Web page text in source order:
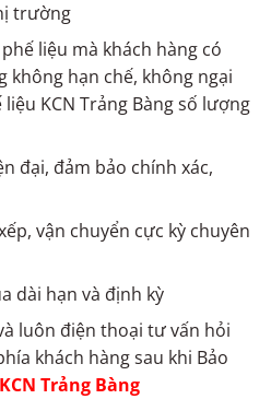
trường
liệu mà khách hàng có
không hạn chế, không ngại
KCN Trảng Bàng số lượng
đại, đảm bảo chính xác,
vận chuyển cực kỳ chuyên
dài hạn và định kỳ
luôn điện thoại tư vấn hỏi
khách hàng sau khi Bảo
Trảng Bàng